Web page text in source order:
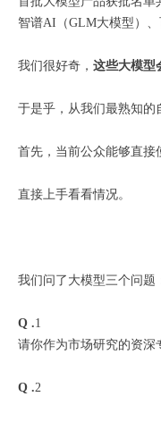
智谱AI（GLM大模型）
我们很好奇， 这些大模型
于是乎，从我们最熟知的
首先，当前公众能够直接
直接上手看看情况。
我们问了大模型三个问题
Q .1
请你作为市场研究的资深
Q .2